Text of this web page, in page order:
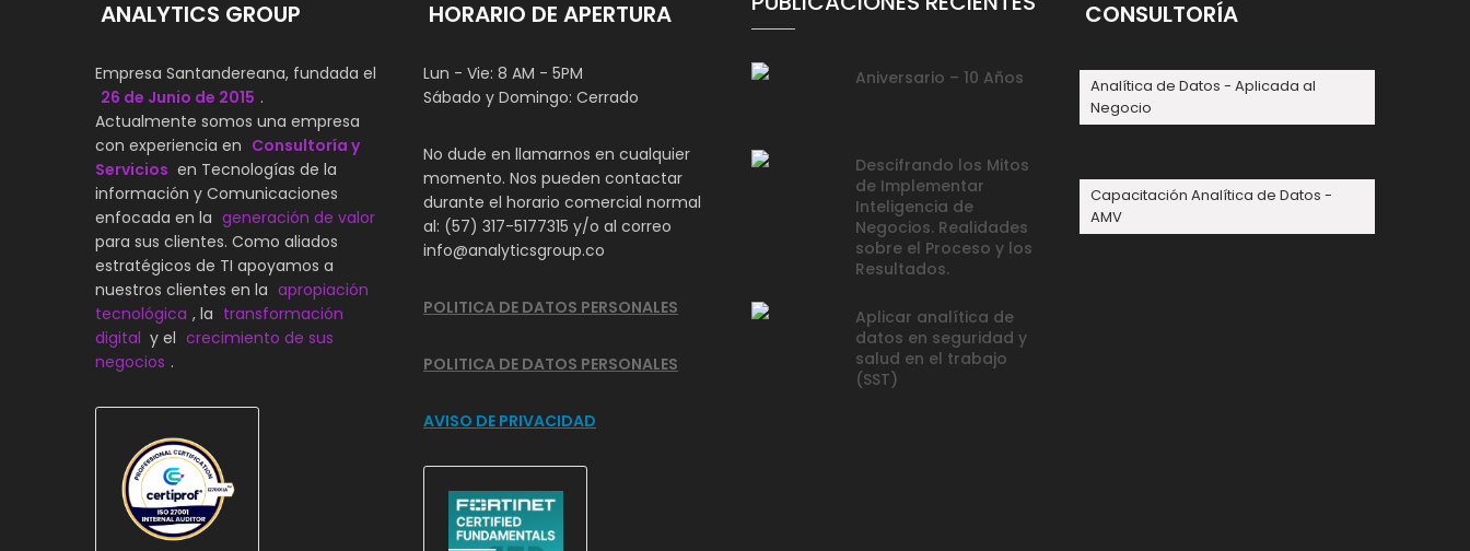
ANALYTICS GROUP
Empresa Santandereana, fundada el
26 de Junio de 2015 .
Actualmente somos una empresa
con experiencia en Consultoría y
Servicios en Tecnologías de la
información y Comunicaciones
enfocada en la generación de valor
para sus clientes. Como aliados
estratégicos de TI apoyamos a
nuestros clientes en la apropiación
tecnológica , la transformación
digital y el crecimiento de sus
negocios .
HORARIO DE APERTURA
Lun - Vie: 8 AM - 5PM
Sábado y Domingo: Cerrado
No dude en llamarnos en cualquier
momento. Nos pueden contactar
durante el horario comercial normal
al: (57) 317-5177315 y/o al correo
info@analyticsgroup.co
POLITICA DE DATOS PERSONALES
POLITICA DE DATOS PERSONALES
AVISO DE PRIVACIDAD
Aniversario – 10 Años
Descifrando los Mitos
de Implementar
Inteligencia de
Negocios. Realidades
sobre el Proceso y los
Resultados.
Aplicar analítica de
datos en seguridad y
salud en el trabajo
(SST)
CONSULTORÍA
Analítica de Datos - Aplicada al
Negocio
Capacitación Analítica de Datos -
AMV